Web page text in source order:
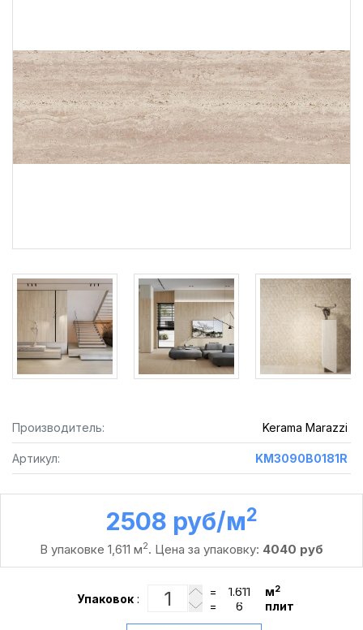
Производитель: Kerama Marazzi
Артикул: KM3090B0181R
2508 руб /м2
В упаковке 1,611 м2. Цена за упаковку: 4040 руб
Упаковок :
= м2
= плит